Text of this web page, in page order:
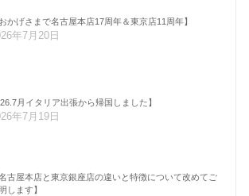
おかげさまで名古屋本店17周年＆東京店11周年】
年7月20日
’26.7月イタリア出張から帰国しました】
年7月19日
名古屋本店と東京銀座店の違いと特徴について改めてご
します】